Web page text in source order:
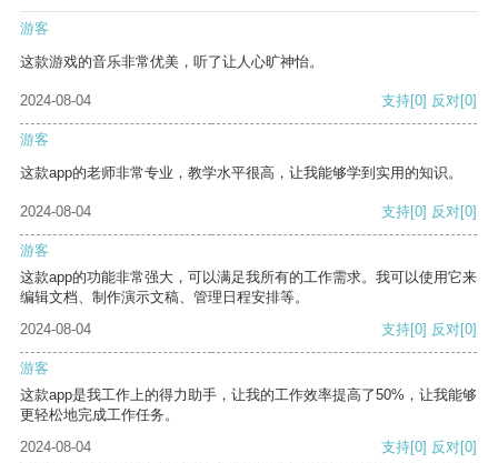
游客
这款游戏的音乐非常优美，听了让人心旷神怡。
2024-08-04 支持[0] 反对[0]
游客
这款app的老师非常专业，教学水平很高，让我能够学到实用的知识。
2024-08-04 支持[0] 反对[0]
游客
这款app的功能非常强大，可以满足我所有的工作需求。我可以使用它来
编辑文档、制作演示文稿、管理日程安排等。
2024-08-04
支持[0] 反对[0]
游客
这款app是我工作上的得力助手，让我的工作效率提高了50%，让我能够
更轻松地完成工作任务。
2024-08-04
支持[0] 反对[0]